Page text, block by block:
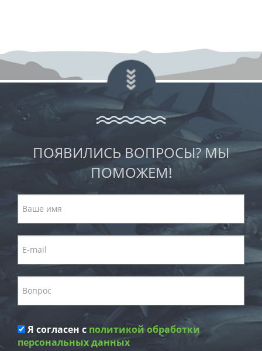
ПОЯВИЛИСЬ ВОПРОСЫ? МЫ
ПОМОЖЕМ!
Я согласен с политикой обработки
персональных данных